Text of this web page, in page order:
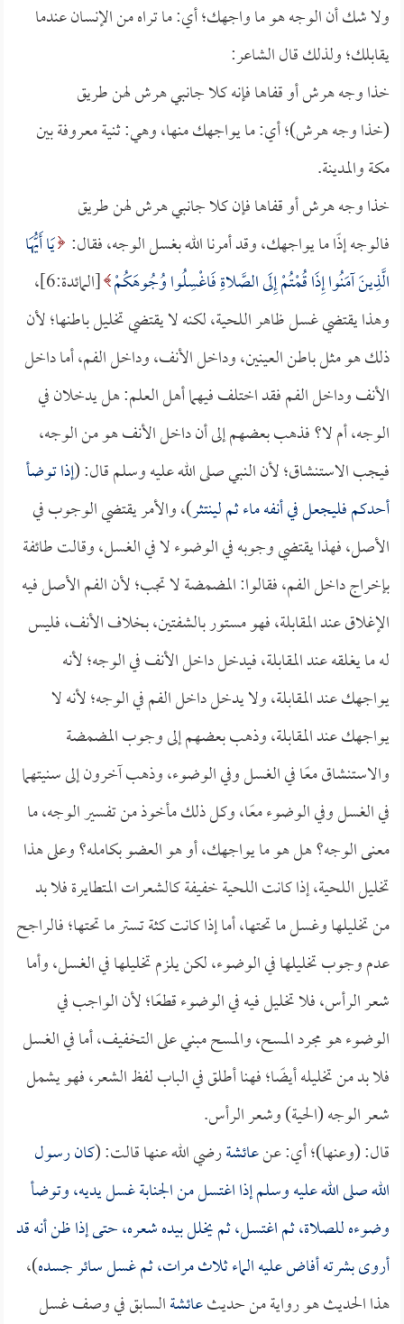
ولا شك أن الوجه هو ما واجهك؛ أي: ما تراه من الإنسان عندما
يقابلك؛ ولذلك قال الشاعر:
خذا وجه هرش أو قفاها فإنه كلا جانبي هرش لهن طريق
(خذا وجه هرش)؛ أي: ما يواجهك منها، وهي: ثنية معروفة بين
مكة والمدينة.
خذا وجه هرش أو قفاها فإن كلا جانبي هرش لهن طريق
فالوجه إذًا ما يواجهك، وقد أمرنا الله بغسل الوجه، فقال: يَا أَيُّهَا
الَّذِينَ آمَنُوا إِذَا قُمْتُمْ إِلَى الصَّلاةِ فَاغْسِلُوا وُجُوهَكُمْ
[المائدة:6]،
وهذا يقتضي غسل ظاهر اللحية، لكنه لا يقتضي تخليل باطنها؛ لأن
ذلك هو مثل باطن العينين، وداخل الأنف، وداخل الفم، أما داخل
الأنف وداخل الفم فقد اختلف فيهما أهل العلم: هل يدخلان في
الوجه، أم لا؟ فذهب بعضهم إلى أن داخل الأنف هو من الوجه،
فيجب الاستنشاق؛ لأن النبي صلى الله عليه وسلم قال: (إذا توضأ
أحدكم فليجعل في أنفه ماء ثم لينتثر)، والأمر يقتضي الوجوب في
الأصل، فهذا يقتضي وجوبه في الوضوء لا في الغسل، وقالت طائفة
بإخراج داخل الفم، فقالوا: المضمضة لا تجب؛ لأن الفم الأصل فيه
الإغلاق عند المقابلة، فهو مستور بالشفتين، بخلاف الأنف، فليس
له ما يغلقه عند المقابلة، فيدخل داخل الأنف في الوجه؛ لأنه
يواجهك عند المقابلة، ولا يدخل داخل الفم في الوجه؛ لأنه لا
يواجهك عند المقابلة، وذهب بعضهم إلى وجوب المضمضة
والاستنشاق معًا في الغسل وفي الوضوء، وذهب آخرون إلى سنيتهما
في الغسل وفي الوضوء معًا، وكل ذلك مأخوذ من تفسير الوجه، ما
معنى الوجه؟ هل هو ما يواجهك، أو هو العضو بكامله؟ وعلى هذا
تخليل اللحية، إذا كانت اللحية خفيفة كالشعرات المتطايرة فلا بد
من تخليلها وغسل ما تحتها، أما إذا كانت كثة تستر ما تحتها؛ فالراجح
عدم وجوب تخليلها في الوضوء، لكن يلزم تخليلها في الغسل، وأما
شعر الرأس، فلا تخليل فيه في الوضوء قطعًا؛ لأن الواجب في
الوضوء هو مجرد المسح، والمسح مبني على التخفيف، أما في الغسل
فلا بد من تخليله أيضًا؛ فهنا أطلق في الباب لفظ الشعر، فهو يشمل
شعر الوجه (الحية) وشعر الرأس.
قال: (وعنها)؛ أي: عنعائشةرضي الله عنها قالت: (كان رسول
الله صلى الله عليه وسلم إذا اغتسل من الجنابة غسل يديه، وتوضأ
وضوءه للصلاة، ثم اغتسل، ثم يخلل بيده شعره، حتى إذا ظن أنه قد
أروى بشرته أفاض عليه الماء ثلاث مرات، ثم غسل سائر جسده)،
هذا الحديث هو رواية من حديثعائشةالسابق في وصف غسل